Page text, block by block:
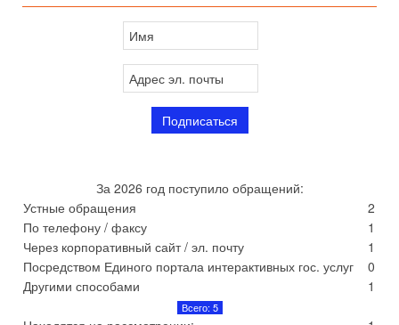
За 2026 год поступило обращений:
Устные обращения
2
По телефону / факсу
1
Через корпоративный сайт / эл. почту
1
Посредством Единого портала интерактивных гос. услуг
0
Другими способами
1
Всего: 5